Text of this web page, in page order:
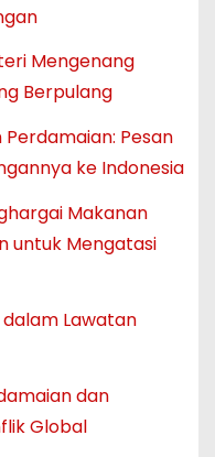
Mengenang
Berpulang
Pesan
ke Indonesia
Makanan
untuk Mengatasi
dalam Lawatan
dan
Global